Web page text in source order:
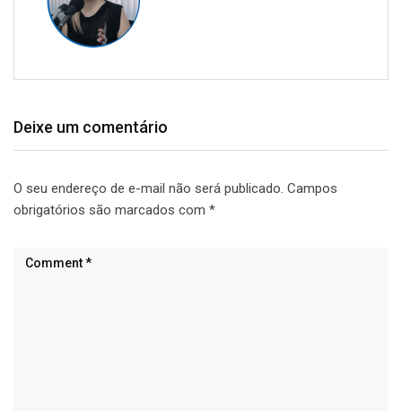
Deixe um comentário
O seu endereço de e-mail não será publicado. Campos
obrigatórios são marcados com *